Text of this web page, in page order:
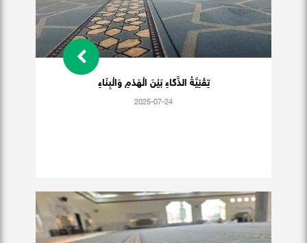
تِقْنِيَّةُ الذَّكَاءِ بَيْنَ الْهَدْمِ وَالْبِنَاءِ
2025-07-24